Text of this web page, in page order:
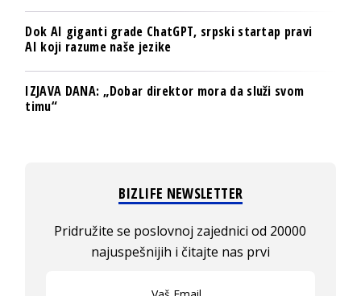
Dok AI giganti grade ChatGPT, srpski startap pravi
AI koji razume naše jezike
IZJAVA DANA: „Dobar direktor mora da služi svom
timu“
BIZLIFE NEWSLETTER
Pridružite se poslovnoj zajednici od 20000
najuspešnijih i čitajte nas prvi